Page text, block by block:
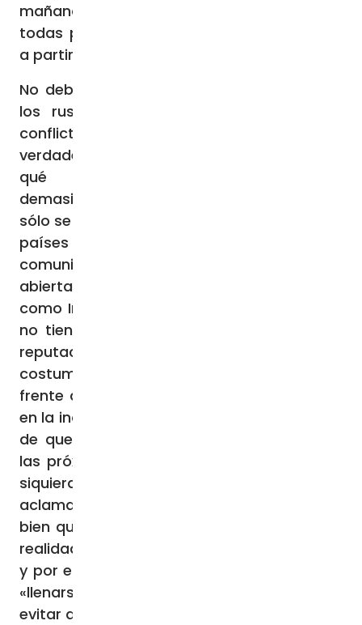
mañana, ni siquiera dentro de un año… en
todas partes los hombres están peleando,
a partir de ahora será siempre así».
No debería sorprender el descaro con que
los rusos se jactan cada vez más del
conflicto global, del que se sienten los
verdaderos inspiradores: ya no hay nada de
qué avergonzarse, se ha llegado
demasiado lejos. En este momento Rusia
sólo se comunica con un pequeño grupo de
países aliados y «amigos», al margen de la
comunidad internacional y con regímenes
abiertamente autoritarios y agresivos,
como Irán y Corea del Norte, por lo que ya
no tiene nada que perder en términos de
reputación. La población rusa, por
costumbre, no critica a «la dirigencia» y,
frente a todo esto se hunde cada vez más
en la indiferencia y la apatía, hasta el punto
de que ahora muchos sugieren simplificar
las próximas elecciones presidenciales y ni
siquiera acudir a las urnas, limitándose a la
aclamación del zar. La gente en Rusia sabe
bien que la propaganda prevalece sobre la
realidad, tanto dentro como fuera del país,
y por eso no vale la pena creerle a nadie ni
«llenarse la cabeza»,
evitar que te la corten.